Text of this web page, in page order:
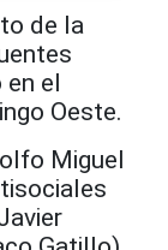
de la
el
Oeste.
Miguel